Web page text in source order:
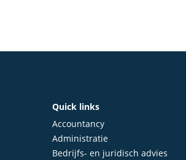
Quick links
Accountancy
Administratie
Bedrijfs- en juridisch advies